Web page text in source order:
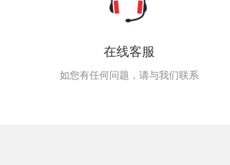
在线客服
如您有任何问题，请与我们联系